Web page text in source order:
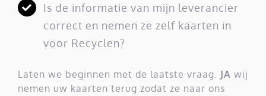
Is de informatie van mijn leverancier
correct en nemen ze zelf kaarten in
voor Recyclen?
Laten we beginnen met de laatste vraag. JA wij
nemen uw kaarten terug zodat ze naar ons